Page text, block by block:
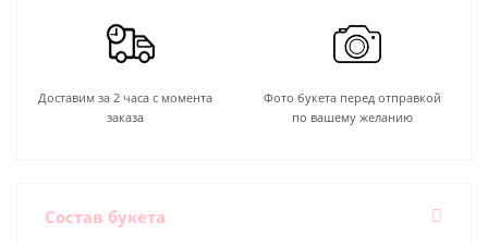
Доставим за 2 часа с момента
заказа
Фото букета перед отправкой
по вашему желанию
Состав букета